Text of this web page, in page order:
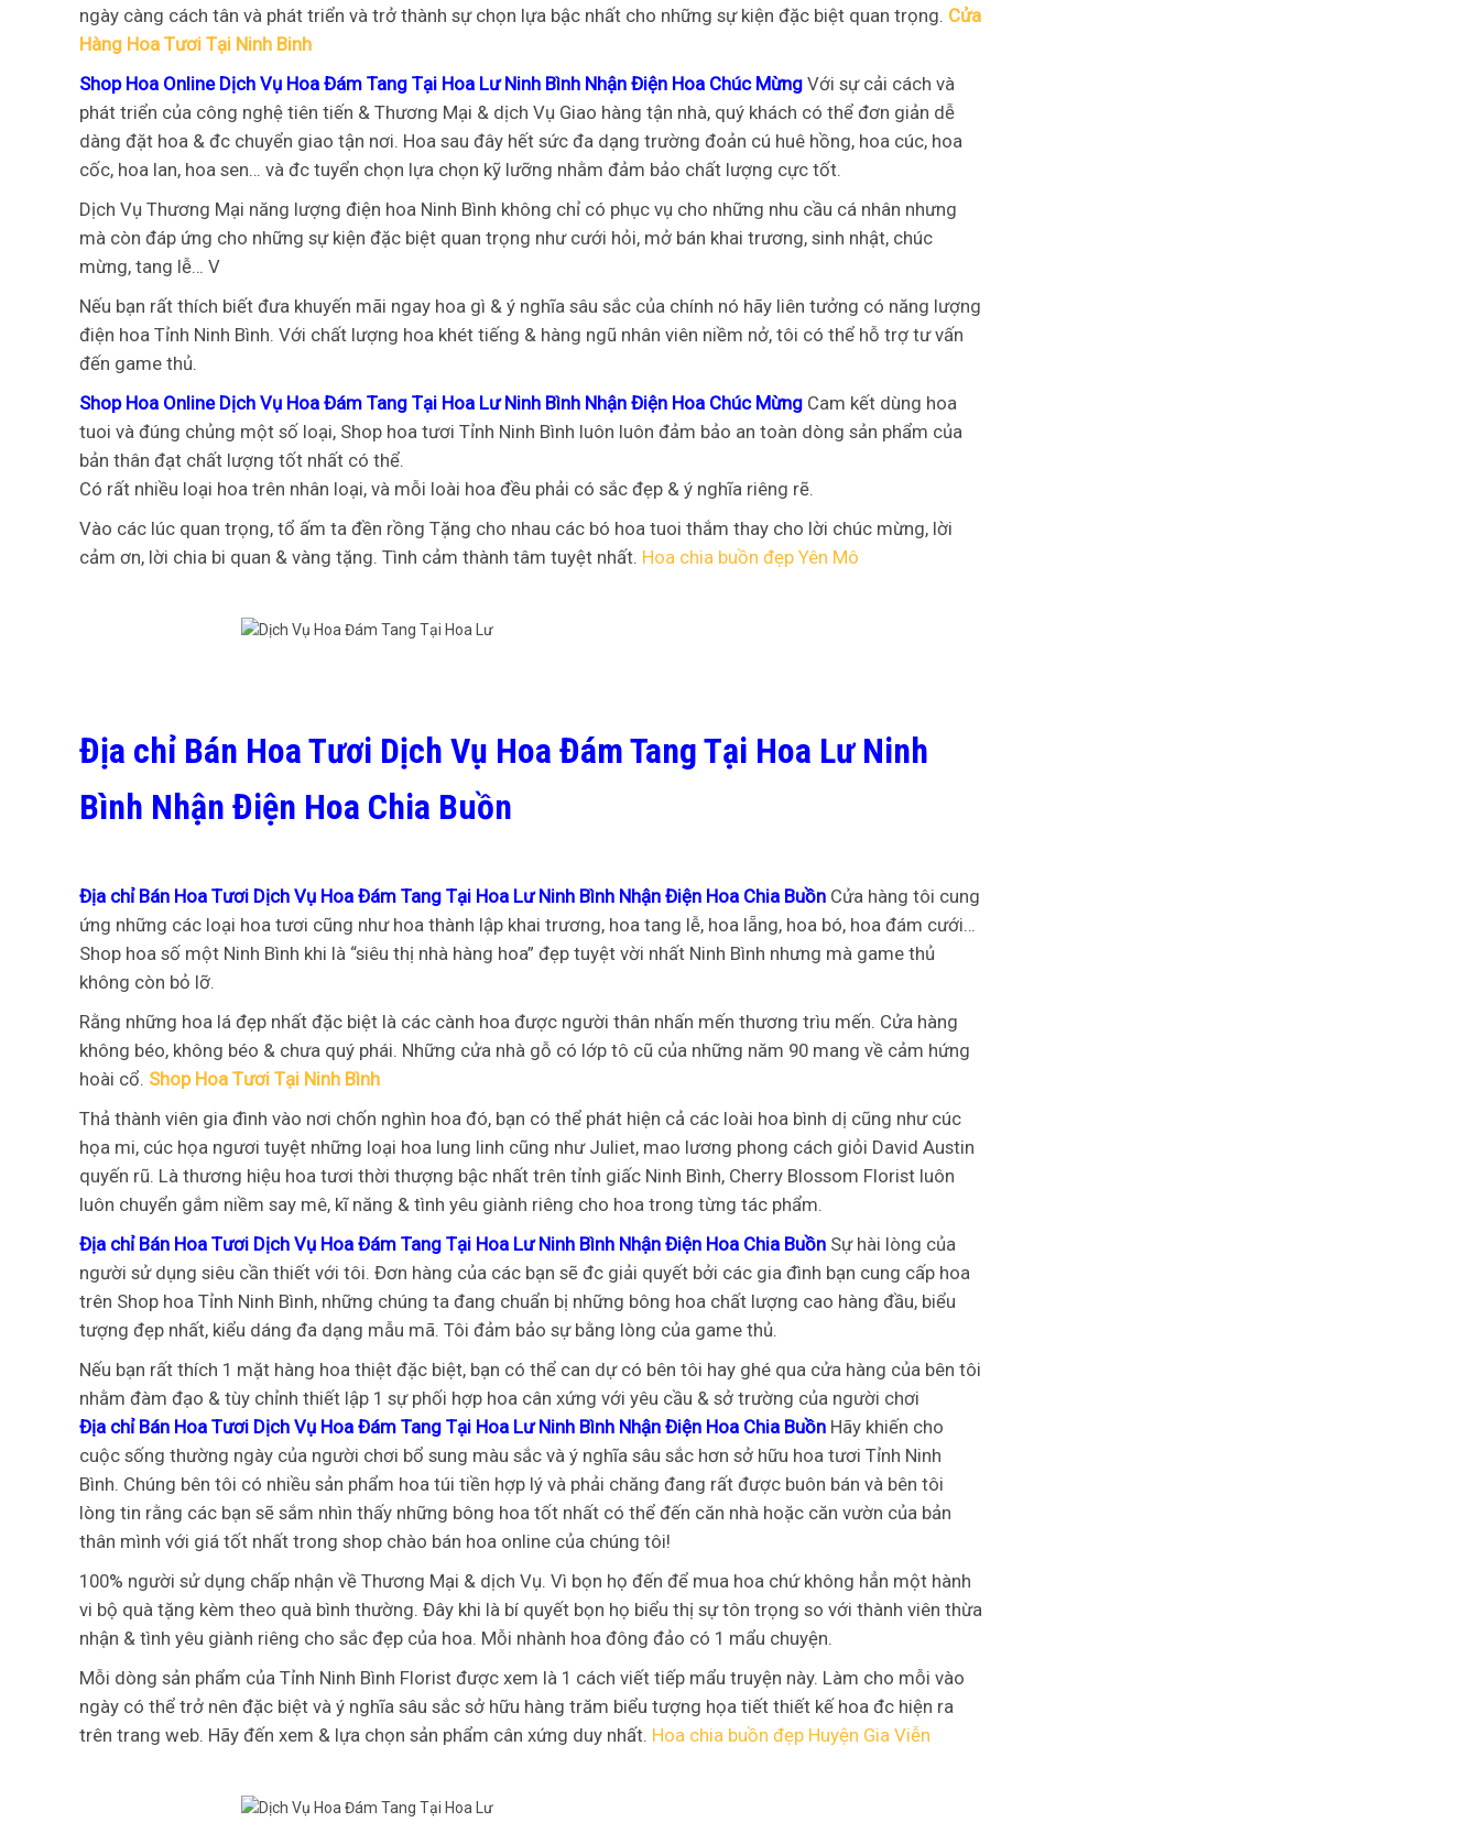
ngày càng cách tân và phát triển và trở thành sự chọn lựa bậc nhất cho những sự kiện đặc biệt quan trọng. Cửa
Hàng Hoa Tươi Tại Ninh Binh
Shop Hoa Online Dịch Vụ Hoa Đám Tang Tại Hoa Lư Ninh Bình Nhận Điện Hoa Chúc Mừng Với sự cải cách và
phát triển của công nghệ tiên tiến & Thương Mại & dịch Vụ Giao hàng tận nhà, quý khách có thể đơn giản dễ
dàng đặt hoa & đc chuyển giao tận nơi. Hoa sau đây hết sức đa dạng trường đoản cú huê hồng, hoa cúc, hoa
cốc, hoa lan, hoa sen… và đc tuyển chọn lựa chọn kỹ lưỡng nhằm đảm bảo chất lượng cực tốt.
Dịch Vụ Thương Mại năng lượng điện hoa Ninh Bình không chỉ có phục vụ cho những nhu cầu cá nhân nhưng
mà còn đáp ứng cho những sự kiện đặc biệt quan trọng như cưới hỏi, mở bán khai trương, sinh nhật, chúc
mừng, tang lễ… V
Nếu bạn rất thích biết đưa khuyến mãi ngay hoa gì & ý nghĩa sâu sắc của chính nó hãy liên tưởng có năng lượng
điện hoa Tỉnh Ninh Bình. Với chất lượng hoa khét tiếng & hàng ngũ nhân viên niềm nở, tôi có thể hỗ trợ tư vấn
đến game thủ.
Shop Hoa Online Dịch Vụ Hoa Đám Tang Tại Hoa Lư Ninh Bình Nhận Điện Hoa Chúc Mừng Cam kết dùng hoa
tuoi và đúng chủng một số loại, Shop hoa tươi Tỉnh Ninh Bình luôn luôn đảm bảo an toàn dòng sản phẩm của
bản thân đạt chất lượng tốt nhất có thể.
Có rất nhiều loại hoa trên nhân loại, và mỗi loài hoa đều phải có sắc đẹp & ý nghĩa riêng rẽ.
Vào các lúc quan trọng, tổ ấm ta đền rồng Tặng cho nhau các bó hoa tuoi thắm thay cho lời chúc mừng, lời
cảm ơn, lời chia bi quan & vàng tặng. Tình cảm thành tâm tuyệt nhất. Hoa chia buồn đẹp Yên Mô
Địa chỉ Bán Hoa Tươi Dịch Vụ Hoa Đám Tang Tại Hoa Lư Ninh
Bình Nhận Điện Hoa Chia Buồn
Địa chỉ Bán Hoa Tươi Dịch Vụ Hoa Đám Tang Tại Hoa Lư Ninh Bình Nhận Điện Hoa Chia Buồn Cửa hàng tôi cung
ứng những các loại hoa tươi cũng như hoa thành lập khai trương, hoa tang lễ, hoa lẵng, hoa bó, hoa đám cưới…
Shop hoa số một Ninh Bình khi là “siêu thị nhà hàng hoa” đẹp tuyệt vời nhất Ninh Bình nhưng mà game thủ
không còn bỏ lỡ.
Rằng những hoa lá đẹp nhất đặc biệt là các cành hoa được người thân nhấn mến thương trìu mến. Cửa hàng
không béo, không béo & chưa quý phái. Những cửa nhà gỗ có lớp tô cũ của những năm 90 mang về cảm hứng
hoài cổ. Shop Hoa Tươi Tại Ninh Bình
Thả thành viên gia đình vào nơi chốn nghìn hoa đó, bạn có thể phát hiện cả các loài hoa bình dị cũng như cúc
họa mi, cúc họa ngươi tuyệt những loại hoa lung linh cũng như Juliet, mao lương phong cách giỏi David Austin
quyến rũ. Là thương hiệu hoa tươi thời thượng bậc nhất trên tỉnh giấc Ninh Bình, Cherry Blossom Florist luôn
luôn chuyển gắm niềm say mê, kĩ năng & tình yêu giành riêng cho hoa trong từng tác phẩm.
Địa chỉ Bán Hoa Tươi Dịch Vụ Hoa Đám Tang Tại Hoa Lư Ninh Bình Nhận Điện Hoa Chia Buồn Sự hài lòng của
người sử dụng siêu cần thiết với tôi. Đơn hàng của các bạn sẽ đc giải quyết bởi các gia đình bạn cung cấp hoa
trên Shop hoa Tỉnh Ninh Bình, những chúng ta đang chuẩn bị những bông hoa chất lượng cao hàng đầu, biểu
tượng đẹp nhất, kiểu dáng đa dạng mẫu mã. Tôi đảm bảo sự bằng lòng của game thủ.
Nếu bạn rất thích 1 mặt hàng hoa thiệt đặc biệt, bạn có thể can dự có bên tôi hay ghé qua cửa hàng của bên tôi
nhằm đàm đạo & tùy chỉnh thiết lập 1 sự phối hợp hoa cân xứng với yêu cầu & sở trường của người chơi
Địa chỉ Bán Hoa Tươi Dịch Vụ Hoa Đám Tang Tại Hoa Lư Ninh Bình Nhận Điện Hoa Chia Buồn Hãy khiến cho
cuộc sống thường ngày của người chơi bổ sung màu sắc và ý nghĩa sâu sắc hơn sở hữu hoa tươi Tỉnh Ninh
Bình. Chúng bên tôi có nhiều sản phẩm hoa túi tiền hợp lý và phải chăng đang rất được buôn bán và bên tôi
lòng tin rằng các bạn sẽ sắm nhìn thấy những bông hoa tốt nhất có thể đến căn nhà hoặc căn vườn của bản
thân mình với giá tốt nhất trong shop chào bán hoa online của chúng tôi!
100% người sử dụng chấp nhận về Thương Mại & dịch Vụ. Vì bọn họ đến để mua hoa chứ không hẳn một hành
vi bộ quà tặng kèm theo quà bình thường. Đây khi là bí quyết bọn họ biểu thị sự tôn trọng so với thành viên thừa
nhận & tình yêu giành riêng cho sắc đẹp của hoa. Mỗi nhành hoa đông đảo có 1 mẩu chuyện.
Mỗi dòng sản phẩm của Tỉnh Ninh Bình Florist được xem là 1 cách viết tiếp mẩu truyện này. Làm cho mỗi vào
ngày có thể trở nên đặc biệt và ý nghĩa sâu sắc sở hữu hàng trăm biểu tượng họa tiết thiết kế hoa đc hiện ra
trên trang web. Hãy đến xem & lựa chọn sản phẩm cân xứng duy nhất. Hoa chia buồn đẹp Huyện Gia Viễn